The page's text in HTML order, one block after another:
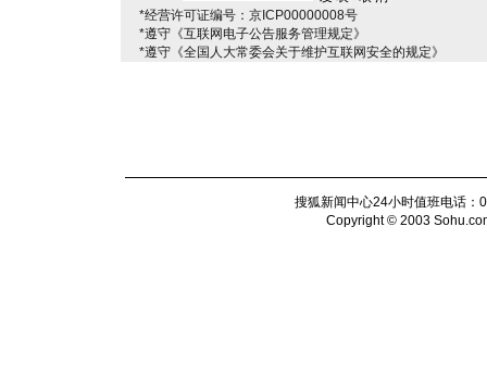
*经营许可证编号：京ICP00000008号
*遵守《互联网电子公告服务管理规定》
*遵守《全国人大常委会关于维护互联网安全的规定》
搜狐新闻中心24小时值班电话
Copyright © 2003